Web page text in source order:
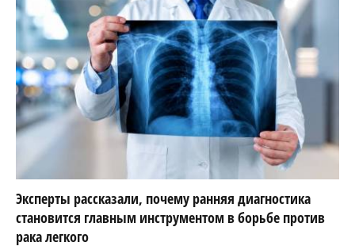
Эксперты рассказали, почему ранняя диагностика
становится главным инструментом в борьбе против
рака легкого